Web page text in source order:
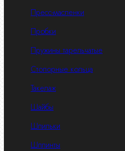
Пресс-масленки
Пробки
Пружины тарельчатые
Стопорные кольца
Такелаж
Шайбы
Шпильки
Шплинты